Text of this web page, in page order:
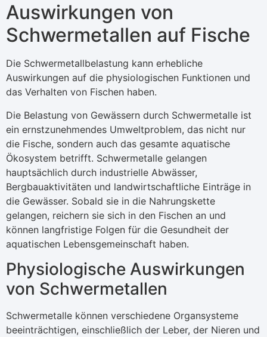
Auswirkungen von
Schwermetallen auf Fische
Die Schwermetallbelastung kann erhebliche
Auswirkungen auf die physiologischen Funktionen und
das Verhalten von Fischen haben.
Die Belastung von Gewässern durch Schwermetalle ist
ein ernstzunehmendes Umweltproblem, das nicht nur
die Fische, sondern auch das gesamte aquatische
Ökosystem betrifft. Schwermetalle gelangen
hauptsächlich durch industrielle Abwässer,
Bergbauaktivitäten und landwirtschaftliche Einträge in
die Gewässer. Sobald sie in die Nahrungskette
gelangen, reichern sie sich in den Fischen an und
können langfristige Folgen für die Gesundheit der
aquatischen Lebensgemeinschaft haben.
Physiologische Auswirkungen
von Schwermetallen
Schwermetalle können verschiedene Organsysteme
beeinträchtigen, einschließlich der Leber, der Nieren und